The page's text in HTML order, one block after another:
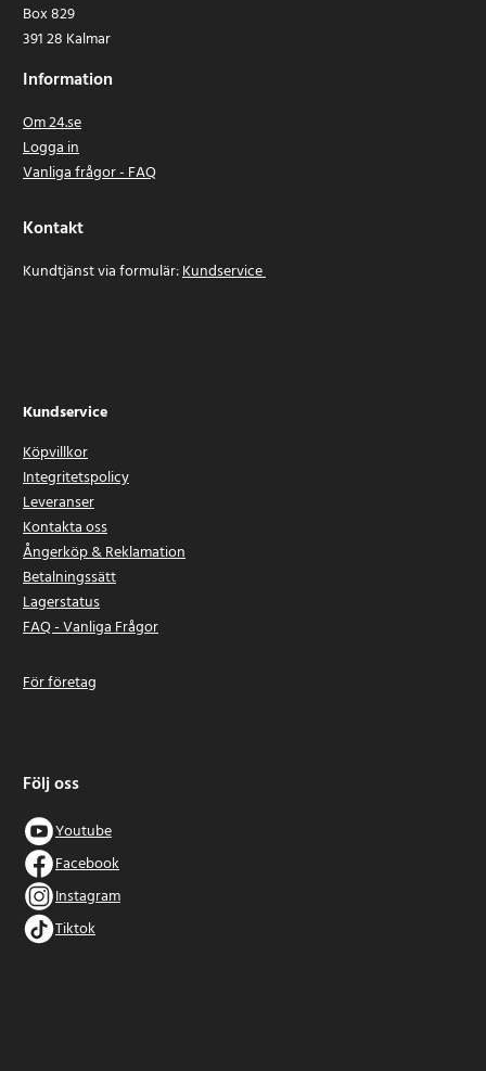
Box 829
391 28 Kalmar
Information
Om 24.se
Logga in
Vanliga frågor - FAQ
Kontakt
Kundtjänst via formulär:Kundservice
Kundservice
Köpvillkor
Integritetspolicy
Leveranser
Kontakta oss
Ångerköp & Reklamation
Betalningssätt
Lagerstatus
FAQ - Vanliga Frågor
För företag
Följ oss
Youtube
Facebook
Instagram
Tiktok